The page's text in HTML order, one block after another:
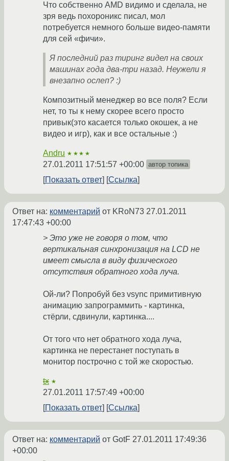
Что собственно AMD видимо и сделала, не
зря ведь похороникс писал, мол
потребуется немного больше видео-памяти
для сей «фичи».
Я последний раз тиринг видел на своих
машинах года два-три назад. Неужели я
внезапно ослеп? :)
Композитный менеджер во все поля? Если
нет, то ты к нему скорее всего просто
привык(это касается только окошек, а не
видео и игр), как и все остальные :)
Andru ★★★★
27.01.2011 17:51:57 +00:00 автор топика
Показать ответ Ссылка
Ответ на: комментарий от KRoN73 27.01.2011
17:47:43 +00:00
> Это уже не говоря о том, что
вертикальная синхронизация на LCD не
имеет смысла в виду физического
отсутствия обратного хода луча.
Ой-ли? Попробуй без vsync примитивную
анимацию запрограммить - картинка,
стёрли, сдвинули, картинка....
От того что нет обратного хода луча,
картинка не перестанет поступать в
монитор построчно с той же скоростью.
tx ★
27.01.2011 17:57:49 +00:00
Показать ответ
Ссылка
Ответ на: комментарий от GotF 27.01.2011 17:49:36
+00:00